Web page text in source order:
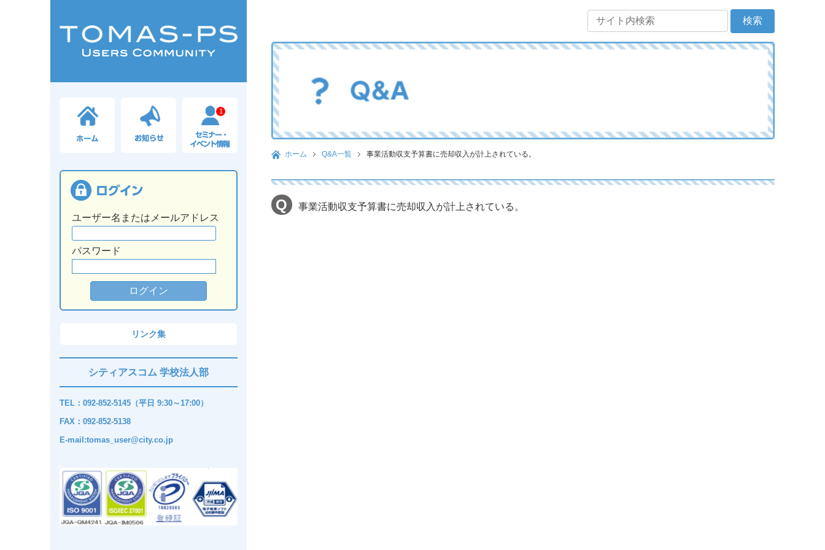
1
ユーザー名またはメールアドレス
パスワード
リンク集
シティアスコム 学校法人部
TEL：092-852-5145（平日 9:30～17:00）
FAX：092-852-5138
E-mail:tomas_user@city.co.jp
ホーム Q&A一覧 事業活動収支予算書に売却収入が計上されている。
事業活動収支予算書に売却収入が計上されている。